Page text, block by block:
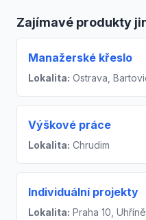
Zajímavé produkty
Manažerské křeslo
Lokalita: Ostrava,
Výškové práce
Lokalita: Chrudim
Individuální projekty
Lokalita: Praha 10,